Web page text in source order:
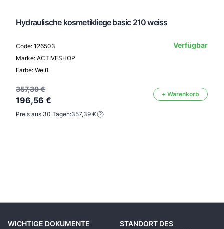
Hydraulische kosmetikliege basic 210 weiss
Code: 126503
Marke: ACTIVESHOP
Farbe: Weiß
Verfügbar
357,39 €
196,56 €
+ Warenkorb
Preis aus 30 Tagen:357,39 €
WICHTIGE DOKUMENTE
STANDORT DES